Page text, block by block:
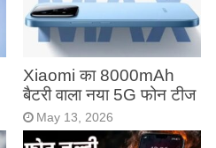
Xiaomi का 8000mAh
बैटरी वाला नया 5G फोन टीज
May 13, 2026